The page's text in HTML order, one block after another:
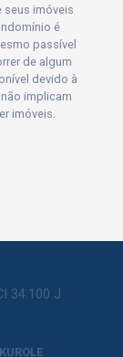
seus imóveis
é
passível
de algum
devido à
implicam
imóveis.
34.100 J
KUROLE